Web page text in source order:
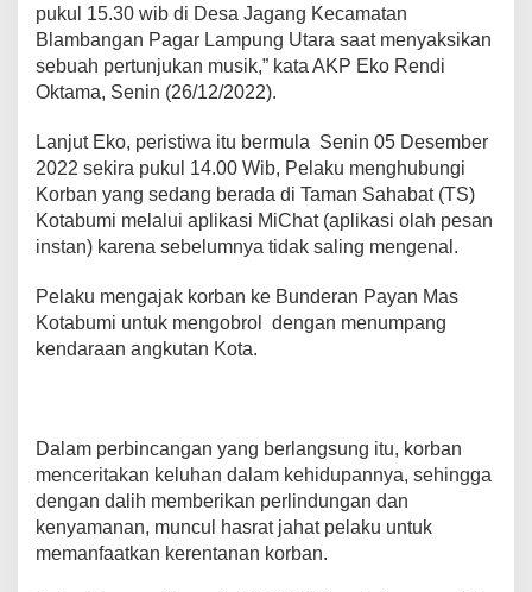
M
a
p
o
e
s
L
a
m
u
n
g
pukul 15.30 wib di Desa Jagang Kecamatan
Blambangan Pagar Lampung Utara saat menyaksikan
sebuah pertunjukan musik,” kata AKP Eko Rendi
Oktama, Senin (26/12/2022).
Lanjut Eko, peristiwa itu bermula Senin 05 Desember
2022 sekira pukul 14.00 Wib, Pelaku menghubungi
Korban yang sedang berada di Taman Sahabat (TS)
Kotabumi melalui aplikasi MiChat (aplikasi olah pesan
instan) karena sebelumnya tidak saling mengenal.
Pelaku mengajak korban ke Bunderan Payan Mas
Kotabumi untuk mengobrol dengan menumpang
kendaraan angkutan Kota.
Dalam perbincangan yang berlangsung itu, korban
menceritakan keluhan dalam kehidupannya, sehingga
dengan dalih memberikan perlindungan dan
kenyamanan, muncul hasrat jahat pelaku untuk
memanfaatkan kerentanan korban.